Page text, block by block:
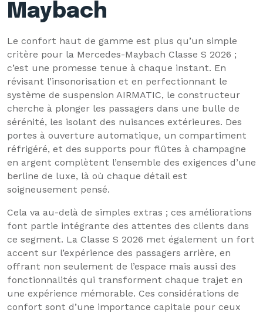
Maybach
Le confort haut de gamme est plus qu’un simple
critère pour la Mercedes-Maybach Classe S 2026 ;
c’est une promesse tenue à chaque instant. En
révisant l’insonorisation et en perfectionnant le
système de suspension AIRMATIC, le constructeur
cherche à plonger les passagers dans une bulle de
sérénité, les isolant des nuisances extérieures. Des
portes à ouverture automatique, un compartiment
réfrigéré, et des supports pour flûtes à champagne
en argent complètent l’ensemble des exigences d’une
berline de luxe, là où chaque détail est
soigneusement pensé.
Cela va au-delà de simples extras ; ces améliorations
font partie intégrante des attentes des clients dans
ce segment. La Classe S 2026 met également un fort
accent sur l’expérience des passagers arrière, en
offrant non seulement de l’espace mais aussi des
fonctionnalités qui transforment chaque trajet en
une expérience mémorable. Ces considérations de
confort sont d’une importance capitale pour ceux